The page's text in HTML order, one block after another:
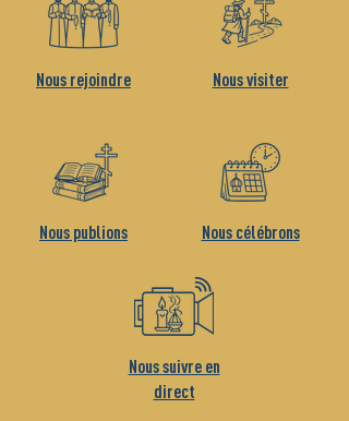
Nous rejoindre
Nous publions
Nous visiter
Nous célébrons
Nous suivre en
direct